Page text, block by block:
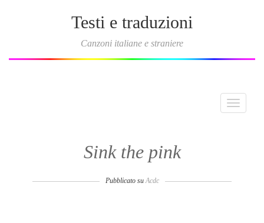
Testi e traduzioni
Canzoni italiane e straniere
Toggle
Sink the pink
Pubblicato suAcdc